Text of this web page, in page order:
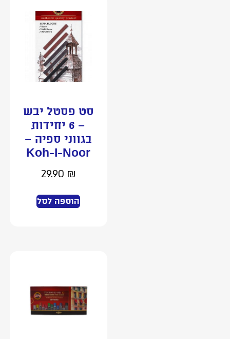
סט פסטל יבש
– 6 יחידות
בגווני ספיה –
Koh-I-Noor
29.90₪
הוספה לסל